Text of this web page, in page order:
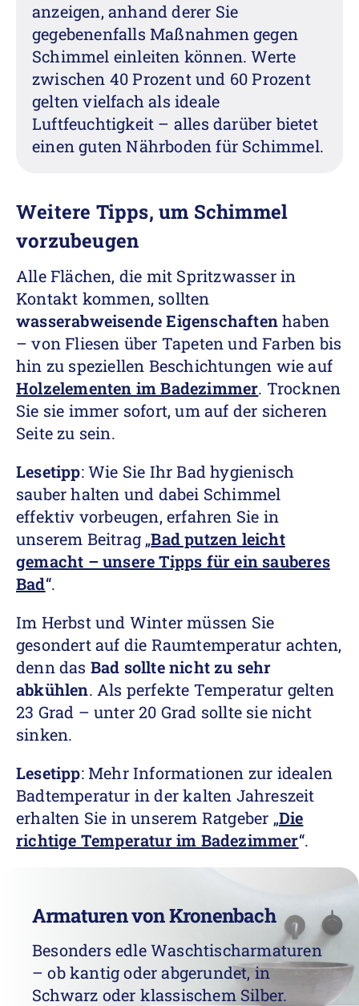
anzeigen, anhand derer Sie
gegebenenfalls Maßnahmen gegen
Schimmel einleiten können. Werte
zwischen 40 Prozent und 60 Prozent
gelten vielfach als ideale
Luftfeuchtigkeit – alles darüber bietet
einen guten Nährboden für Schimmel.
Weitere Tipps, um Schimmel
vorzubeugen
Alle Flächen, die mit Spritzwasser in
Kontakt kommen, sollten
wasserabweisende Eigenschaftenhaben
– von Fliesen über Tapeten und Farben bis
hin zu speziellen Beschichtungen wie auf
Holzelementen im Badezimmer. Trocknen
Sie sie immer sofort, um auf der sicheren
Seite zu sein.
Lesetipp: Wie Sie Ihr Bad hygienisch
sauber halten und dabei Schimmel
effektiv vorbeugen, erfahren Sie in
unserem Beitrag „Bad putzen leicht
gemacht – unsere Tipps für ein sauberes
Bad“.
Im Herbst und Winter müssen Sie
gesondert auf die Raumtemperatur achten,
denn das Bad sollte nicht zu sehr
abkühlen. Als perfekte Temperatur gelten
23 Grad – unter 20 Grad sollte sie nicht
sinken.
Lesetipp: Mehr Informationen zur idealen
Badtemperatur in der kalten Jahreszeit
erhalten Sie in unserem Ratgeber „Die
richtige Temperatur im Badezimmer“.
Armaturen von Kronenbach
Besonders edle Waschtischarmaturen
– ob kantig oder abgerundet, in
Schwarz oder klassischem Silber.